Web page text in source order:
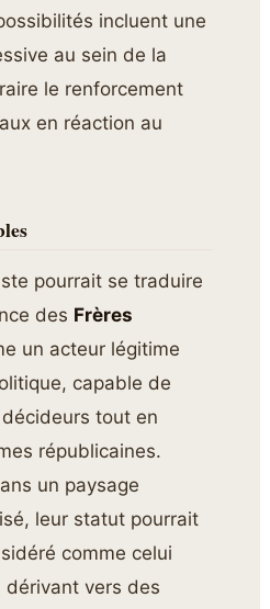
incluent une
au sein de la
le renforcement
en réaction au
pourrait se traduire
des Frères
un acteur légitime
capable de
tout en
républicaines.
un paysage
leur statut pourrait
comme celui
dérivant vers des